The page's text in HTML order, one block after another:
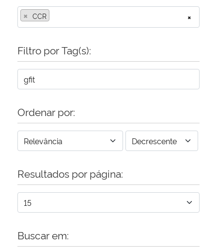
×
× CCR
Filtro por Tag(s):
Ordenar por:
Resultados por página:
Buscar em: